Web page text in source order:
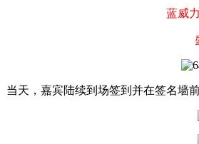
蓝威
当天，嘉宾陆续到场签到并在签名墙